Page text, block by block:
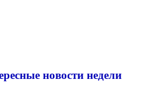
новости недели